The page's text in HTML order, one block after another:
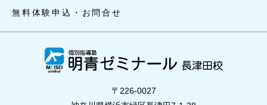
無料体験申込・お問合せ
〒226-0027